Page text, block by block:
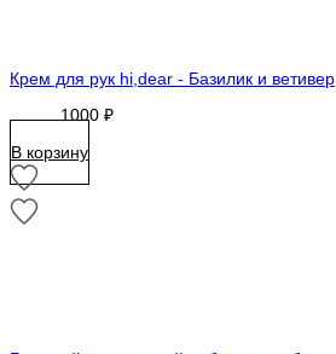
Крем для рук hi,dear - Базилик и ветивер
1000₽
В корзину